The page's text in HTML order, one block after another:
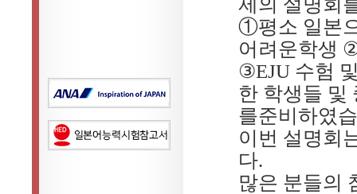
제의 설명회
①평소 일본
어려운학생
③EJU 수험
한 학생들 및
를준비하였
이번 설명회
다.
많은 분들의